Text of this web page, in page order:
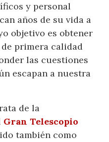
y personal
años de su vida a
objetivo es obtener
primera calidad
las cuestiones
escapan a nuestra
de la
Gran Telescopio
también como